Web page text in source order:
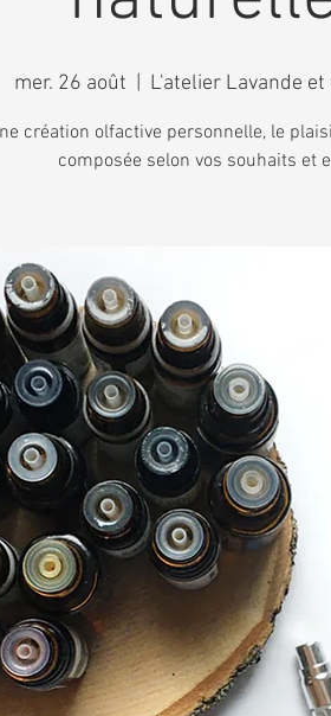
mer. 26 août L'atelier Lavande et
création olfactive personnelle, le
composée selon vos souhaits et